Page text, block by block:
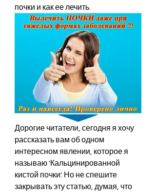
почки и как ее лечить.
Дорогие читатели, сегодня я хочу
рассказать вам об одном
интересном явлении, которое я
называю 'Кальцинированной
кистой почки'. Но не спешите
закрывать эту статью, думая, что